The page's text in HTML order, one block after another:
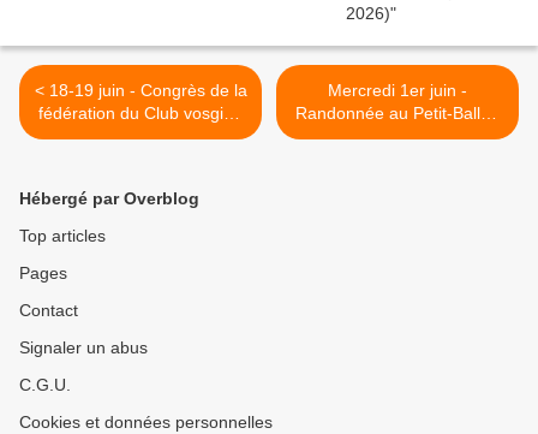
< 18-19 juin - Congrès de la
fédération du Club vosgien
à Colmar
Mercredi 1er juin -
Randonnée au Petit-Ballon
>
Hébergé par Overblog
Top articles
Pages
Contact
Signaler un abus
C.G.U.
Cookies et données personnelles